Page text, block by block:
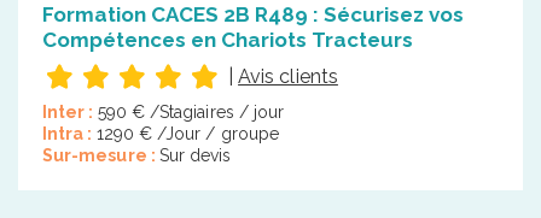
Formation CACES 2B R489 : Sécurisez vos
Compétences en Chariots Tracteurs
Avis clients
Inter : 590 € /Stagiaires / jour
Intra : 1290 € /Jour / groupe
Sur-mesure : Sur devis